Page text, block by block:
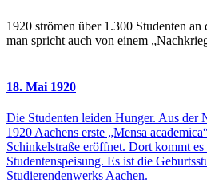
1920 strömen über 1.300 Studenten
man spricht auch von einem
18. Mai 1920
Die Studenten leiden Hunger. Aus der
1920 Aachens erste „Mensa
Schinkelstraße eröffnet. Dort kommt es
Studentenspeisung. Es ist die
Studierendenwerks Aachen.